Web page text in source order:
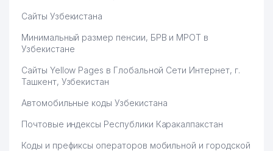
Сайты Узбекистана
Минимальный размер пенсии, БРВ и МРОТ в
Узбекистане
Сайты Yellow Pages в Глобальной Сети Интернет, г.
Ташкент, Узбекистан
Автомобильные коды Узбекистана
Почтовые индексы Республики Каракалпакстан
Коды и префиксы операторов мобильной и городской